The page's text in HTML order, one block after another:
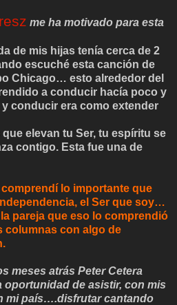
me ha motivado para esta
de mis hijas tenía cerca de 2
escuché esta canción de
Chicago… esto alrededor del
a conducir hacía poco y
conducir era como extender
elevan tu Ser, tu espíritu se
contigo. Esta fue una de
comprendí lo importante que
el Ser que soy…
pareja que eso lo comprendió
columnas con algo de
meses atrás Peter Cetera
de asistir, con mis
mi país….disfrutar cantando